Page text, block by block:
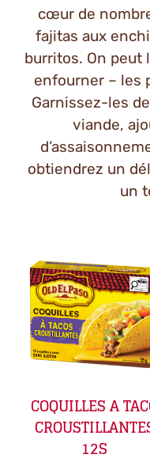
cœur de
fajitas aux
burritos. On peut
enfourner – les
Garnissez-les
viande,
obtiendrez un
un
COQUILLES A
12S